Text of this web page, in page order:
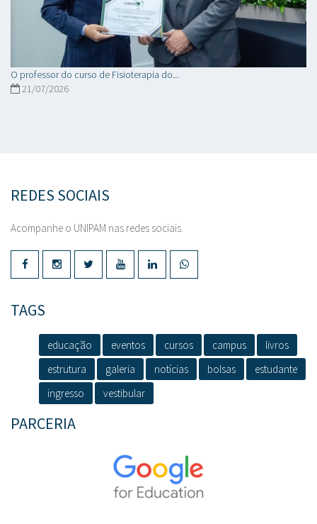
O professor do curso de Fisioterapia do...
21/07/2026
REDES SOCIAIS
Acompanhe o UNIPAM nas redes sociais.
TAGS
educação eventos cursos campus
livros
estrutura
galeria notícias bolsas
estudante
ingresso
vestibular
PARCERIA